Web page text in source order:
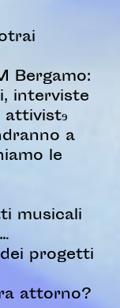
Bergamo:
interviste
attivistɘ
a
le
musicali
progetti
attorno?